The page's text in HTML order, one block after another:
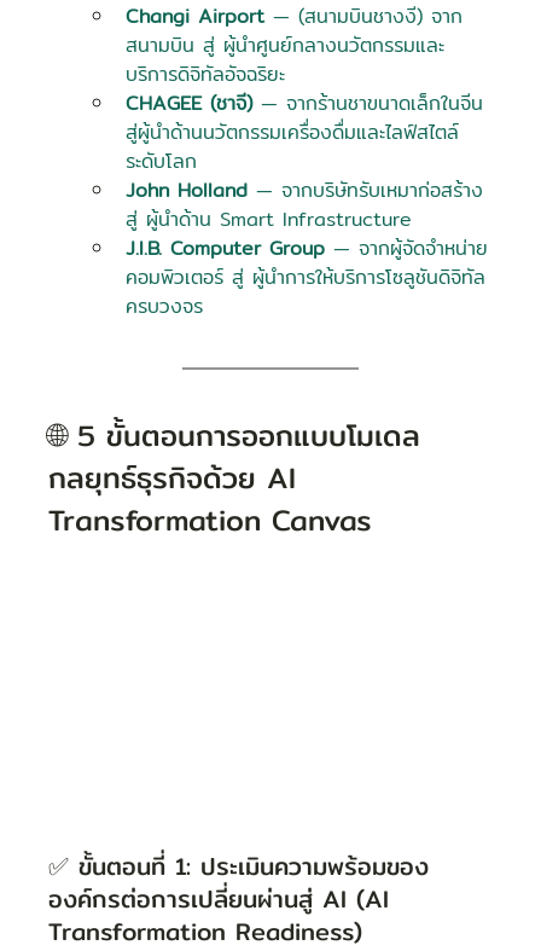
Changi Airport — (สนามบินชางงี) จาก
สนามบิน สู่ ผู้นำศูนย์กลางนวัตกรรมและ
บริการดิจิทัลอัจฉริยะ
CHAGEE (ชาจี) — จากร้านชาขนาดเล็กในจีน
สู่ผู้นำด้านนวัตกรรมเครื่องดื่มและไลฟ์สไตล์
ระดับโลก
John Holland — จากบริษัทรับเหมาก่อสร้าง
สู่ ผู้นำด้าน Smart Infrastructure
J.I.B. Computer Group — จากผู้จัดจำหน่าย
คอมพิวเตอร์ สู่ ผู้นำการให้บริการโซลูชันดิจิทัล
ครบวงจร
🌐 5 ขั้นตอนการออกแบบโมเดล
กลยุทธ์ธุรกิจด้วย AI
Transformation Canvas
✅ ขั้นตอนที่ 1: ประเมินความพร้อมของ
องค์กรต่อการเปลี่ยนผ่านสู่ AI (AI
Transformation Readiness)